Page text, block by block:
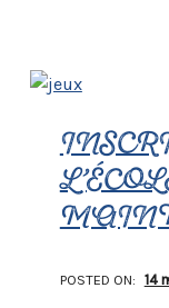
POSTED ON: 14